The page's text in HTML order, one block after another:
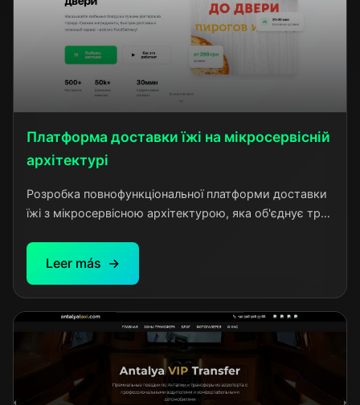
Платформа доставки їжі на мікросервісній
архітектурі
Розробка повнофункціональної платформи доставки
їжі з мікросервісною архітектурою, яка об'єднує три
Проект створений за аналогією з популярними
сервісами на кшталт Bolt Food, але з урахуванням
технічними рішеннями.
Leer más